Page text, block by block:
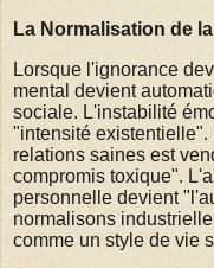
La Normalisation de
Lorsque l'ignorance
mental devient
sociale. L'instabilité
"intensité
relations saines est
compromis toxique".
personnelle devient
normalisons
comme un style de vie